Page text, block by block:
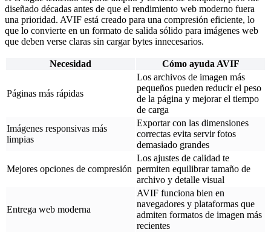
diseñado décadas antes de que el rendimiento web moderno fuera
una prioridad. AVIF está creado para una compresión eficiente, lo
que lo convierte en un formato de salida sólido para imágenes web
que deben verse claras sin cargar bytes innecesarios.
Necesidad Cómo ayuda AVIF
Páginas más rápidas
Los archivos de imagen más
pequeños pueden reducir el peso
de la página y mejorar el tiempo
de carga
Imágenes responsivas más
limpias
Exportar con las dimensiones
correctas evita servir fotos
demasiado grandes
Mejores opciones de compresión
Los ajustes de calidad te
permiten equilibrar tamaño de
archivo y detalle visual
Entrega web moderna
AVIF funciona bien en
navegadores y plataformas que
admiten formatos de imagen más
recientes